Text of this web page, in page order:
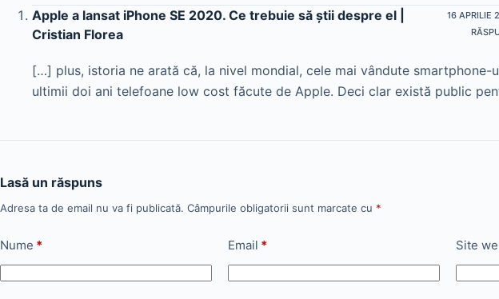
Apple a lansat iPhone SE 2020. Ce trebuie să știi despre el |
Cristian Florea
16 APRILIE
[…] plus, istoria ne arată că, la nivel mondial, cele mai vândute smartphone-
ultimii doi ani telefoane low cost făcute de Apple. Deci clar există public
Lasă un răspuns
Adresa ta de email nu va fi publicată. Câmpurile obligatorii sunt marcate cu *
Nume * Email * Site